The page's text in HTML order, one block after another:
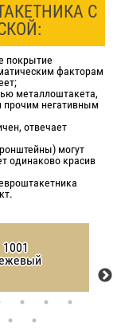
С
покрытие
факторам
металлоштакета,
прочим негативным
отвечает
могут
одинаково красив
1001